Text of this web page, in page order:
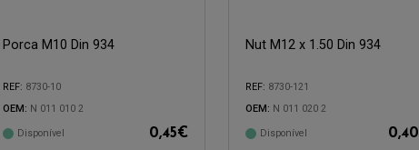
Porca M10 Din 934
REF: 8730-10
OEM: N 011 010 2
Disponível 0,45€
Nut M12 x 1.50 Din 934
REF: 8730-121
OEM: N 011 020 2
Disponível 0,40